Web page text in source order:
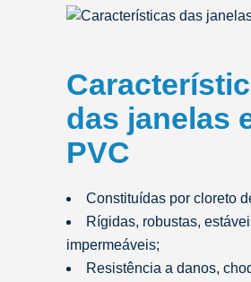
das janelas
PVC
Constituídas por cloreto
Rígidas, robustas,
impermeáveis;
Resistência a danos,